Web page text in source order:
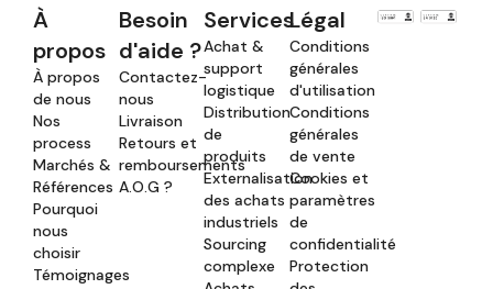
À
propos
À propos
de nous
Nos
process
Marchés &
Références
Pourquoi
nous
choisir
Témoignages
Besoin
d'aide ?
Contactez-
nous
Livraison
Retours et
remboursements
A.O.G ?
Services
Achat &
support
logistique
Distribution
de
produits
Externalisation
des achats
industriels
Sourcing
complexe
Légal
Conditions
générales
d'utilisation
Conditions
générales
de vente
Cookies et
paramètres
de
confidentialité
Protection